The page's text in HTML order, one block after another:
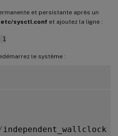
et persistante après un
sysctl.conf et ajoutez la ligne :
le système :
independent_wallclock